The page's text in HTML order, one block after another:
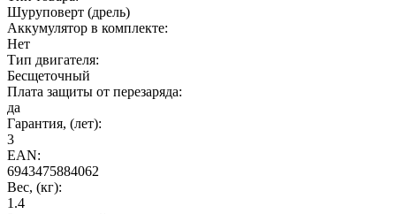
Шуруповерт (дрель)
Аккумулятор в комплекте:
Нет
Тип двигателя:
Бесщеточный
Плата защиты от перезаряда:
да
Гарантия, (лет):
3
EAN:
6943475884062
Вес, (кг):
1.4